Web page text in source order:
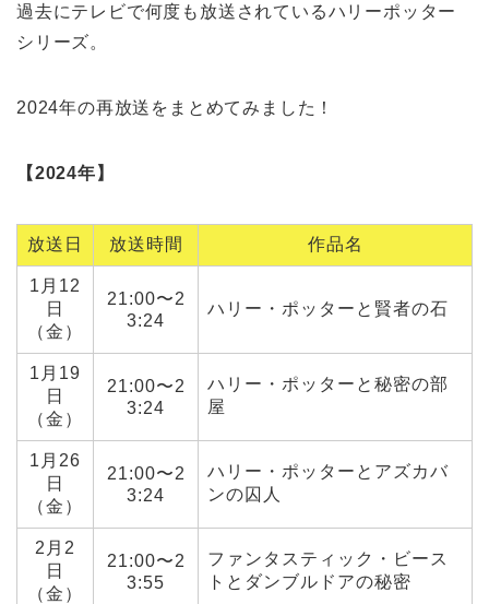
過去にテレビで何度も放送されているハリーポッター
シリーズ。
2024年の再放送をまとめてみました！
【2024年】
放送日 放送時間 作品名
1月12
日
（金）
21:00〜2
3:24
ハリー・ポッターと賢者の石
1月19
日
（金）
21:00〜2
3:24
ハリー・ポッターと秘密の部
屋
1月26
日
（金）
21:00〜2
3:24
ハリー・ポッターとアズカバ
ンの囚人
2月2
日
（金）
21:00〜2
3:55
ファンタスティック・ビース
トとダンブルドアの秘密